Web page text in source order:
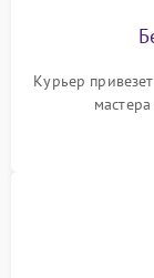
Курьер